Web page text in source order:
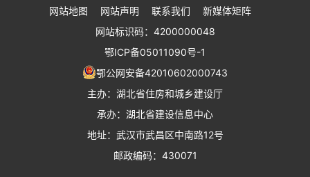
湖北省住建厅执业资格注册中心
湖北省城乡建设发展中心
湖北城市建设职业技术学院
网站地图 网站声明 联系我们
新媒体矩阵
网站标识码：4200000048
鄂ICP备05011090号-1
鄂公网安备42010602000743
主办：湖北省住房和城乡建设厅
承办：湖北省建设信息中心
地址：武汉市武昌区中南路12号
邮政编码：430071